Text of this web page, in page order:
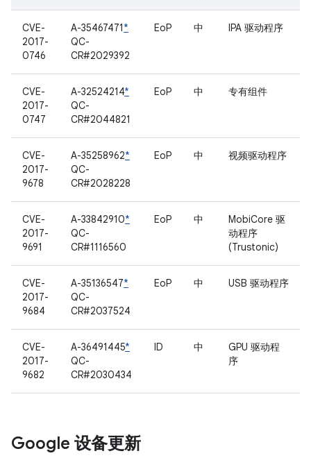
CVE-
2017-
0746
A-35467471*
QC-
CR#2029392
EoP 中 IPA 驱动程序
CVE-
2017-
0747
A-32524214*
QC-
CR#2044821
EoP 中 专有组件
CVE-
2017-
9678
A-35258962*
QC-
CR#2028228
EoP 中 视频驱动程序
CVE-
2017-
9691
A-33842910*
QC-
CR#1116560
EoP 中
MobiCore 驱
动程序
(Trustonic)
CVE-
2017-
9684
A-35136547*
QC-
CR#2037524
EoP 中 USB 驱动程序
CVE-
2017-
9682
A-36491445*
QC-
CR#2030434
ID 中
GPU 驱动程
序
Google 设备更新